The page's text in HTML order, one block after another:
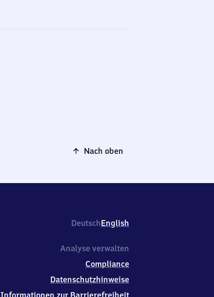
Nach oben
DeutschEnglish
Analyse verwalten
Compliance
Datenschutzhinweise
Informationen zur Barrierefreiheit